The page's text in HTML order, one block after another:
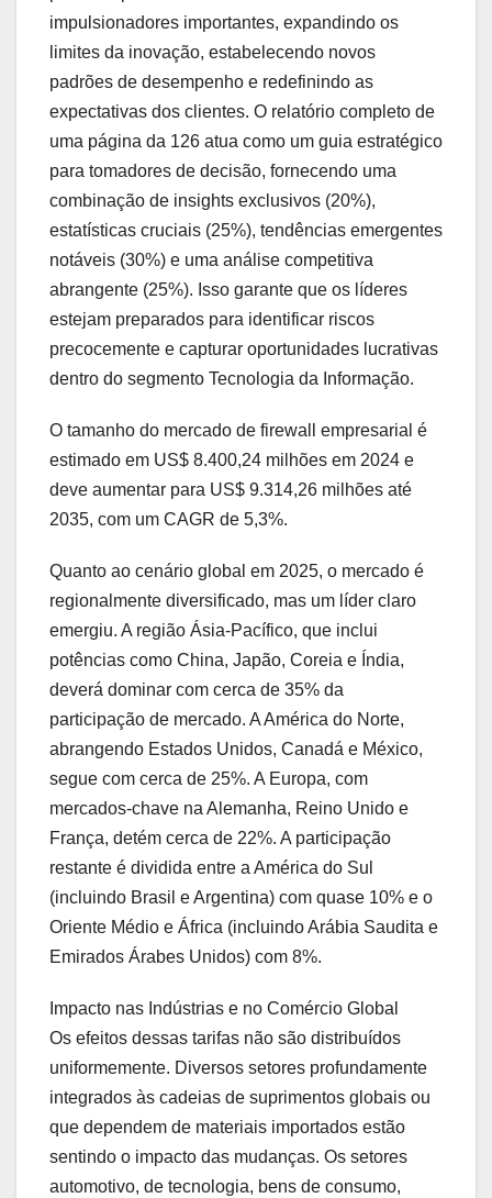
impulsionadores importantes, expandindo os
limites da inovação, estabelecendo novos
padrões de desempenho e redefinindo as
expectativas dos clientes. O relatório completo de
uma página da 126 atua como um guia estratégico
para tomadores de decisão, fornecendo uma
combinação de insights exclusivos (20%),
estatísticas cruciais (25%), tendências emergentes
notáveis (30%) e uma análise competitiva
abrangente (25%). Isso garante que os líderes
estejam preparados para identificar riscos
precocemente e capturar oportunidades lucrativas
dentro do segmento Tecnologia da Informação.
O tamanho do mercado de firewall empresarial é
estimado em US$ 8.400,24 milhões em 2024 e
deve aumentar para US$ 9.314,26 milhões até
2035, com um CAGR de 5,3%.
Quanto ao cenário global em 2025, o mercado é
regionalmente diversificado, mas um líder claro
emergiu. A região Ásia-Pacífico, que inclui
potências como China, Japão, Coreia e Índia,
deverá dominar com cerca de 35% da
participação de mercado. A América do Norte,
abrangendo Estados Unidos, Canadá e México,
segue com cerca de 25%. A Europa, com
mercados-chave na Alemanha, Reino Unido e
França, detém cerca de 22%. A participação
restante é dividida entre a América do Sul
(incluindo Brasil e Argentina) com quase 10% e o
Oriente Médio e África (incluindo Arábia Saudita e
Emirados Árabes Unidos) com 8%.
Impacto nas Indústrias e no Comércio Global
Os efeitos dessas tarifas não são distribuídos
uniformemente. Diversos setores profundamente
integrados às cadeias de suprimentos globais ou
que dependem de materiais importados estão
sentindo o impacto das mudanças. Os setores
automotivo, de tecnologia, bens de consumo,